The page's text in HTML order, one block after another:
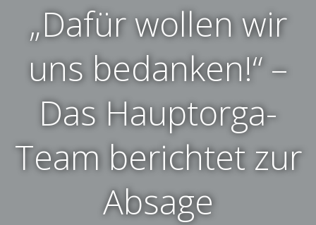
„Dafür wollen wir
uns bedanken!“ –
Das Hauptorga-
Team berichtet zur
Absage